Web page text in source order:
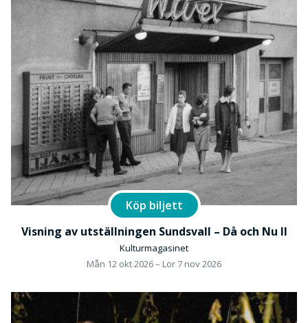
Köp biljett
Visning av utställningen Sundsvall – Då och Nu II
Kulturmagasinet
Mån 12 okt 2026 – Lör 7 nov 2026